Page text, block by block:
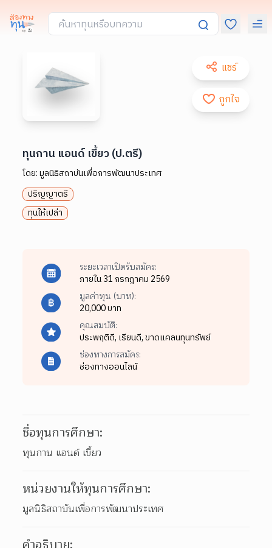
แชร์
ถูกใจ
ทุนกาน แอนด์ เขี้ยว (ป.ตรี)
โดย:มูลนิธิสถาบันเพื่อการพัฒนาประเทศ
ปริญญาตรี
ทุนให้เปล่า
ระยะเวลาเปิดรับสมัคร:
ภายใน 31 กรกฎาคม 2569
มูลค่าทุน (บาท):
20,000 บาท
คุณสมบัติ:
ประพฤติดี, เรียนดี,ขาดแคลนทุนทรัพย์
ช่องทางการสมัคร:
ช่องทางออนไลน์
ชื่อทุนการศึกษา:
ทุนกาน แอนด์ เขี้ยว
หน่วยงานให้ทุนการศึกษา:
มูลนิธิสถาบันเพื่อการพัฒนาประเทศ